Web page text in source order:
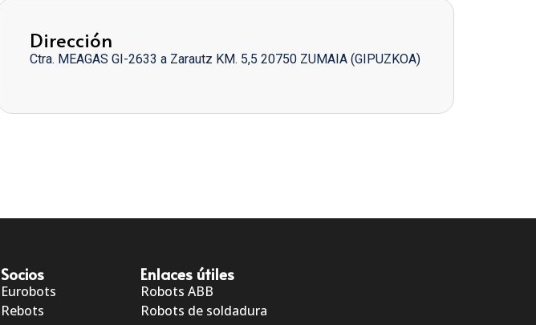
Dirección
Ctra. MEAGAS GI-2633 a Zarautz KM. 5,5 20750 ZUMAIA (GIPUZKOA)
Socios
Eurobots
Rebots
Enlaces útiles
Robots ABB
Robots de soldadura